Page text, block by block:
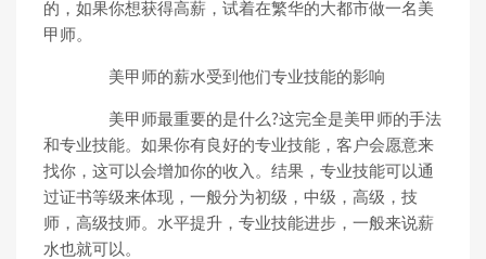
的，如果你想获得高薪，试着在繁华的大都市做一名美
甲师。
美甲师的薪水受到他们专业技能的影响
美甲师最重要的是什么?这完全是美甲师的手法
和专业技能。如果你有良好的专业技能，客户会愿意来
找你，这可以会增加你的收入。结果，专业技能可以通
过证书等级来体现，一般分为初级，中级，高级，技
师，高级技师。水平提升，专业技能进步，一般来说薪
水也就可以。